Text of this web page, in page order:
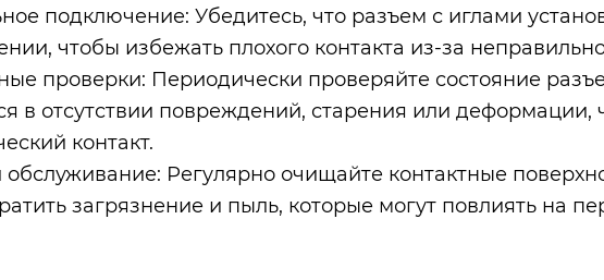
подключение: Убедитесь, что разъем с иглами
чтобы избежать плохого контакта из-за
проверки: Периодически проверяйте состояние
в отсутствии повреждений, старения или деформации,
контакт.
обслуживание: Регулярно очищайте контактные
загрязнение и пыль, которые могут повлиять на